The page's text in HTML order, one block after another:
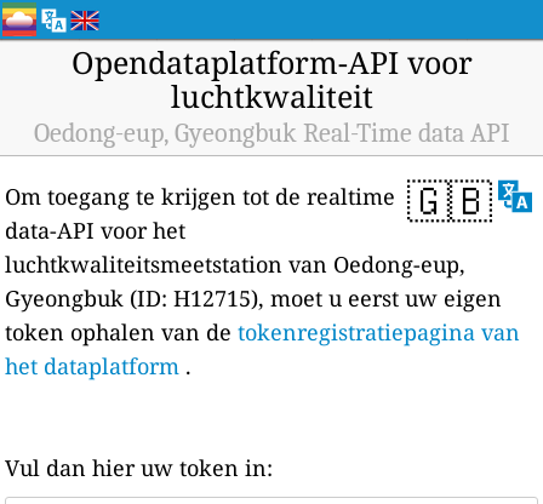
Opendataplatform-API voor
luchtkwaliteit
Oedong-eup, Gyeongbuk Real-Time data API
🇬🇧
Om toegang te krijgen tot de realtime
data-API voor het
luchtkwaliteitsmeetstation van Oedong-eup,
Gyeongbuk (ID: H12715), moet u eerst uw eigen
token ophalen van detokenregistratiepagina van
het dataplatform .
Vul dan hier uw token in: